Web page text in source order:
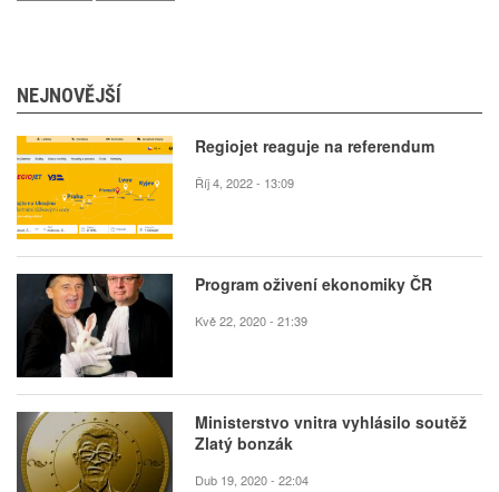
NEJNOVĚJŠÍ
Regiojet reaguje na referendum
Říj 4, 2022 - 13:09
Program oživení ekonomiky ČR
Kvě 22, 2020 - 21:39
Ministerstvo vnitra vyhlásilo soutěž
Zlatý bonzák
Dub 19, 2020 - 22:04